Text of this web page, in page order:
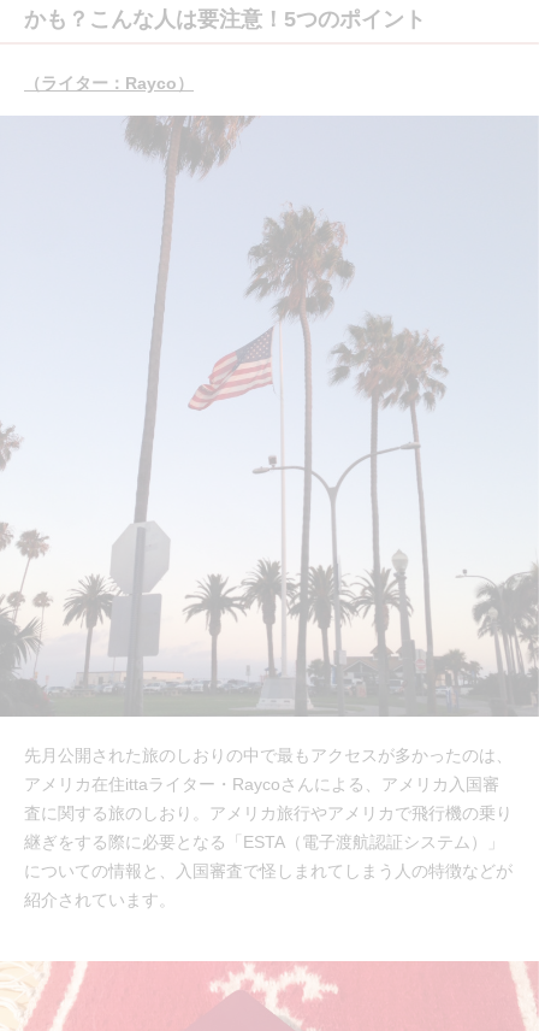
かも？こんな人は要注意！5つのポイント
（ライター：Rayco）
先月公開された旅のしおりの中で最もアクセスが多かったのは、
アメリカ在住ittaライター・Raycoさんによる、アメリカ入国審
査に関する旅のしおり。アメリカ旅行やアメリカで飛行機の乗り
継ぎをする際に必要となる「ESTA（電子渡航認証システム）」
についての情報と、入国審査で怪しまれてしまう人の特徴などが
紹介されています。